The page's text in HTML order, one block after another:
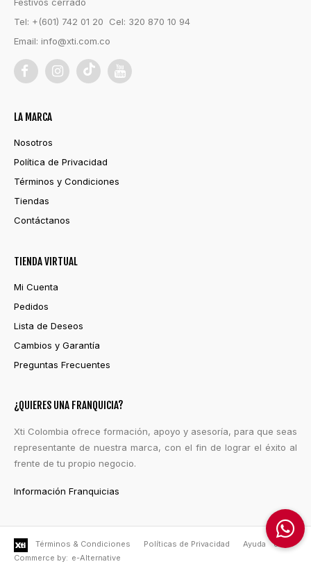
Festivos cerrado
Tel: +(601) 742 01 20 Cel: 320 870 10 94
Email: info@xti.com.co
LA MARCA
Nosotros
Política de Privacidad
Términos y Condiciones
Tiendas
Contáctanos
TIENDA VIRTUAL
Mi Cuenta
Pedidos
Lista de Deseos
Cambios y Garantía
Preguntas Frecuentes
¿QUIERES UNA FRANQUICIA?
Xti Colombia ofrece formación, apoyo y asesoría, para que seas
representante de nuestra marca, con el fin de lograr el éxito al
frente de tu propio negocio.
Información Franquicias
Términos & Condiciones Políticas de Privacidad Ayuda
e-
Commerce by: e-Alternative